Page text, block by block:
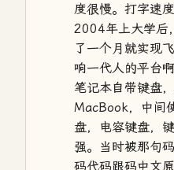
度很慢。打字速
2004年上大学后
了一个月就实现
响一代人的平台
笔记本自带键盘
MacBook，中间
盘，电容键盘，
强。当时被那句
码代码跟码中文